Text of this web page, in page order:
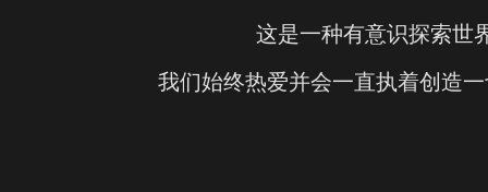
这是一种有意识探索世
我们始终热爱并会一直执着创造